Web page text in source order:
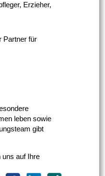
Erzieher,
Partner für
leben sowie
gibt
uns auf Ihre